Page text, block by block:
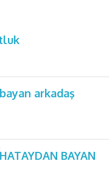
arkadaş
HATAYDAN BAYAN